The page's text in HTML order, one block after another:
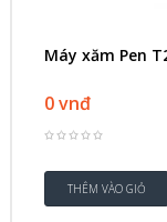
Máy xăm Pen
0 vnđ